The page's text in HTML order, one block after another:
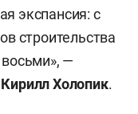
экспансия: с
строительства
—
Кирилл Холопик.